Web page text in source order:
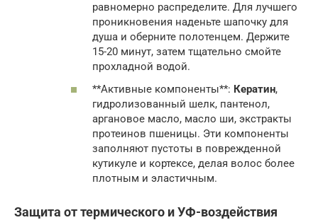
равномерно распределите. Для лучшего
проникновения наденьте шапочку для
душа и оберните полотенцем. Держите
15-20 минут, затем тщательно смойте
прохладной водой.
**Активные компоненты**: Кератин,
гидролизованный шелк, пантенол,
аргановое масло, масло ши, экстракты
протеинов пшеницы. Эти компоненты
заполняют пустоты в поврежденной
кутикуле и кортексе, делая волос более
плотным и эластичным.
Защита от термического и УФ-воздействия